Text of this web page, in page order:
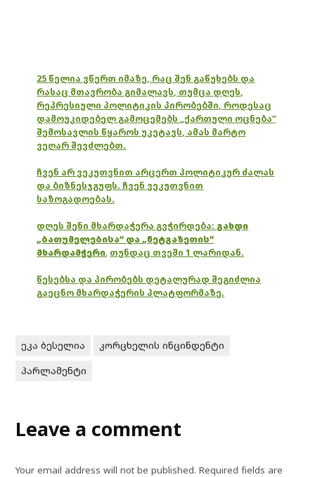
25 წელია ვწერთ იმაზე, რაც შენ გაწუხებს და
რასაც მთავრობა გიმალავს, თუმცა დღეს,
რეპრესიული პოლიტიკის პირობებში, როდესაც
დამოუკიდებელ გამოცემებს „ქართული ოცნება“
შემოსავლის წყაროს უკეტავს, ამას მარტო
ვეღარ შევძლებთ.
ჩვენ არ ვეკუთვნით არცერთ პოლიტიკურ ძალას
და ბიზნესჯგუფს. ჩვენ ვეკუთვნით
საზოგადოებას.
დღეს შენი მხარდაჭერა გვჭირდება: გახდი
„ბათუმელებისა“ და „ნეტგაზეთის“
მხარდამჭერი, თუნდაც თვეში 1 ლარიდან.
წესებსა და პირობებს დეტალურად შეგიძლია
გაეცნო მხარდაჭერის პლატფორმაზე.
ეკა ბესელია
კორცხელის ინცინდენტი
პარლამენტი
Leave a comment
Your email address will not be published. Required fields are